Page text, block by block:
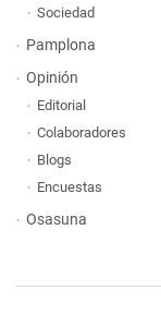
Sociedad
Pamplona
Opinión
Editorial
Colaboradores
Blogs
Encuestas
Osasuna